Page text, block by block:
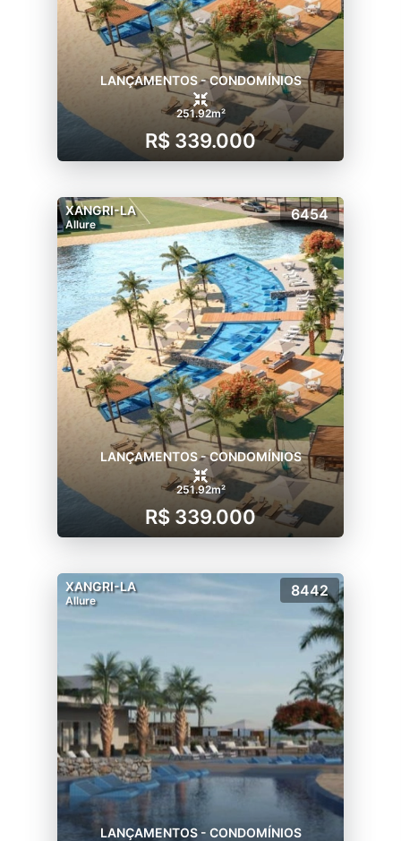
LANÇAMENTOS - CONDOMÍNIOS
251.92m²
R$ 339.000
XANGRI-LA
Allure
6454
LANÇAMENTOS - CONDOMÍNIOS
251.92m²
R$ 339.000
XANGRI-LA
Allure
8442
LANÇAMENTOS - CONDOMÍNIOS